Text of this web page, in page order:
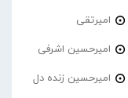
امیرتقی
امیرحسین اشرفی
امیرحسین زنده دل